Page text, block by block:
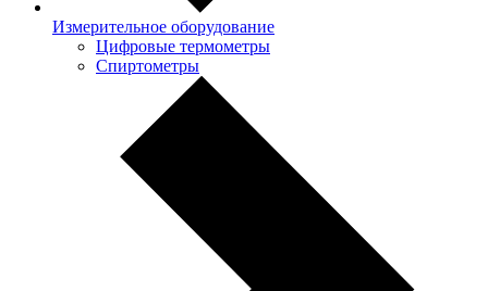
Измерительное оборудование
Цифровые термометры
Спиртометры